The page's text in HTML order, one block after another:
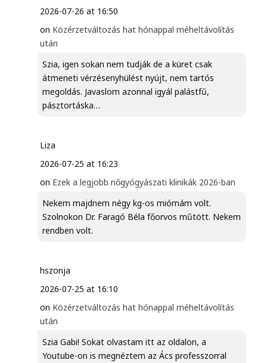
2026-07-26 at 16:50
on Közérzetváltozás hat hónappal méheltávolítás
után
Szia, igen sokan nem tudják de a küret csak
átmeneti vérzésenyhülést nyújt, nem tartós
megoldás. Javaslom azonnal igyál palástfű,
pásztortáska…
Liza
2026-07-25 at 16:23
on Ezek a legjobb nőgyógyászati klinikák 2026-ban
Nekem majdnem négy kg-os miómám volt.
Szolnokon Dr. Faragó Béla főorvos műtött. Nekem
rendben volt.
hszonja
2026-07-25 at 16:10
on Közérzetváltozás hat hónappal méheltávolítás
után
Szia Gabi! Sokat olvastam itt az oldalon, a
Youtube-on is megnéztem az Ács professzorral